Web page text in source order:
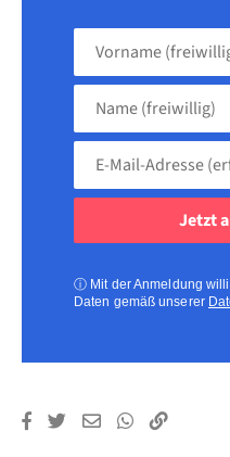
Vorname
Name
(freiwillig)
Adresse
ⓘ Mit der Anmeldung
Daten gemäß unserer